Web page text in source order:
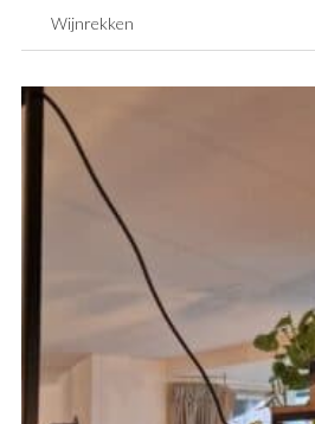
Wijnrekken